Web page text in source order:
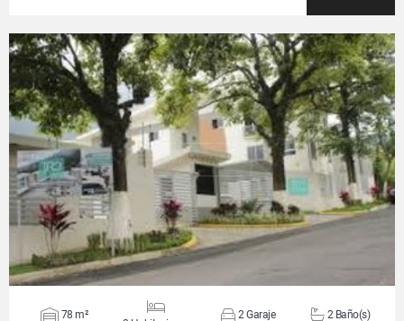
VER DETALLES
78 m² 2 Garaje 2 Baño(s)